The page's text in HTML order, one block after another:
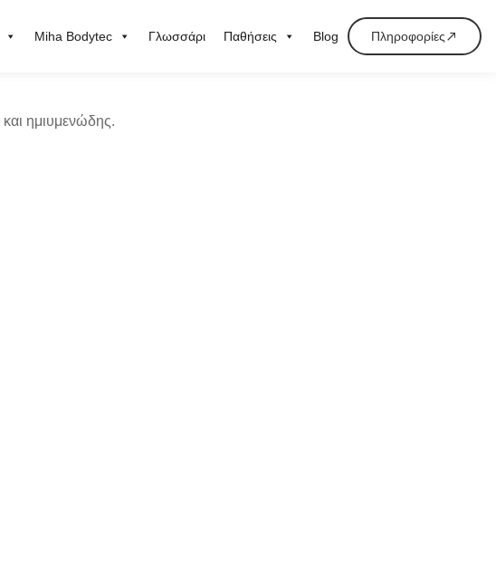
Miha Bodytec Γλωσσάρι Παθήσεις Blog Πληροφορίες
και ημιυμενώδης.